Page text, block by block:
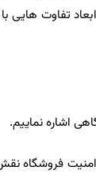
تفاوت ‌هایی با
نماییم.
فروشگاه نقش